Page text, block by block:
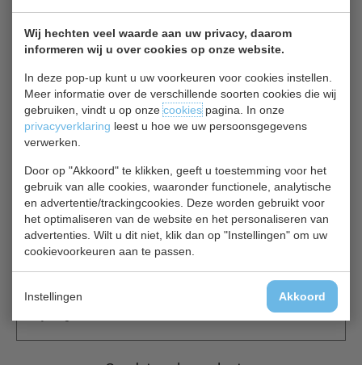
Wij hechten veel waarde aan uw privacy, daarom
informeren wij u over cookies op onze website.
In deze pop-up kunt u uw voorkeuren voor cookies instellen.
Meer informatie over de verschillende soorten cookies die wij
gebruiken, vindt u op onzecookiespagina. In onze
privacyverklaring leest u hoe we uw persoonsgegevens
verwerken.
Door op "Akkoord" te klikken, geeft u toestemming voor het
gebruik van alle cookies, waaronder functionele, analytische
en advertentie/trackingcookies. Deze worden gebruikt voor
het optimaliseren van de website en het personaliseren van
advertenties. Wilt u dit niet, klik dan op "Instellingen" om uw
cookievoorkeuren aan te passen.
Instellingen Akkoord
Polar DL 916 2-deurs werkbank met vriezer en
achteropstand 282 liter
Deze praktische, professionele horeca RVS werkbank met
vriezer van Polar is ontworpen voor de drukke
professionele keuken
en biedt extra opslag- en werkruimte.
geforceerde luchtcirculatie voor een constante
temperatuur, automatische ontdooiing
en geremde wielen voor eenvoudig manoeuveren.
De achteropstand voorkomt dat voedsel en ingrediënten
achter de werkbank belanden.